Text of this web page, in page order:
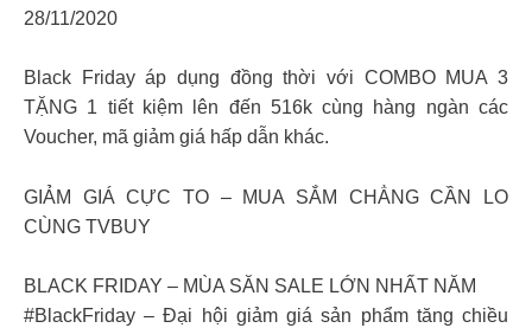
28/11/2020
Black Friday áp dụng đồng thời với COMBO MUA 3
TẶNG 1 tiết kiệm lên đến 516k cùng hàng ngàn các
Voucher, mã giảm giá hấp dẫn khác.
GIẢM GIÁ CỰC TO – MUA SẮM CHẲNG CẦN LO
CÙNG TVBUY
BLACK FRIDAY – MÙA SĂN SALE LỚN NHẤT NĂM
#BlackFriday – Đại hội giảm giá sản phẩm tăng chiều